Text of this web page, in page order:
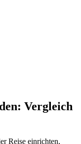
Vergleich
Reise einrichten,